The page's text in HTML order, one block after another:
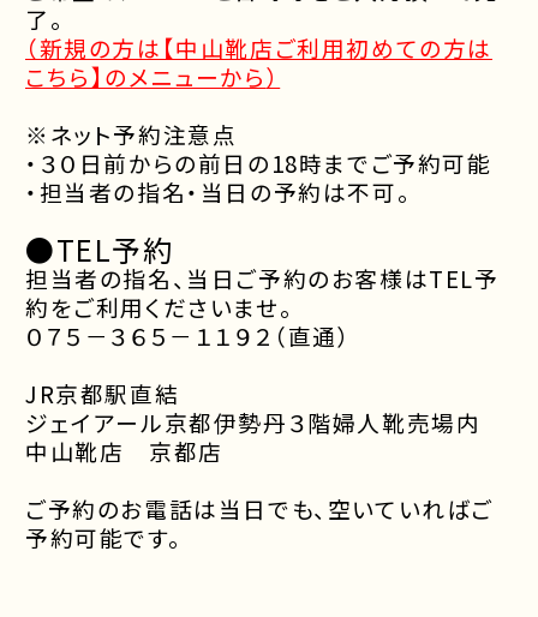
了。
（新規の方は【中山靴店ご利用初めての方は
こちら】のメニューから）
※ネット予約注意点
・３０日前からの前日の18時までご予約可能
・担当者の指名・当日の予約は不可。
●TEL予約
担当者の指名、当日ご予約のお客様はTEL予
約をご利用くださいませ。
０７５－３６５－１１９２（直通）
JR京都駅直結
ジェイアール京都伊勢丹３階婦人靴売場内
中山靴店 京都店
ご予約のお電話は当日でも、空いていればご
予約可能です。